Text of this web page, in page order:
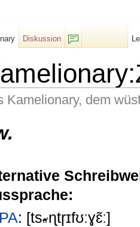
Kamelionary, dem
: [ts ɳtɼɪfʊːɣɛ̃ː]
Diskussion